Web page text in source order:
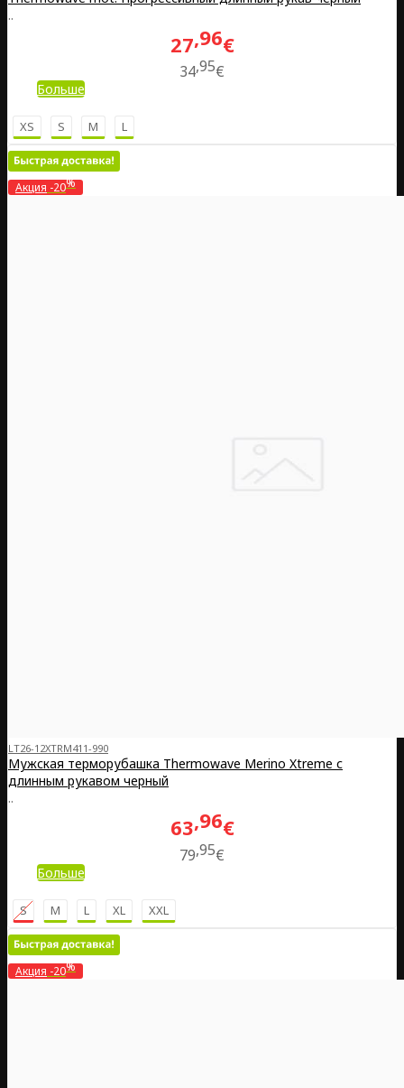
..
27 96€
3495€
Больше
XS S M L
Акция -20%
LT26-12XTRM411-990
Мужская терморубашка Thermowave Merino Xtreme с
длинным рукавом черный
..
63 96€
79 95€
Больше
S M L XL XXL
Акция -20%